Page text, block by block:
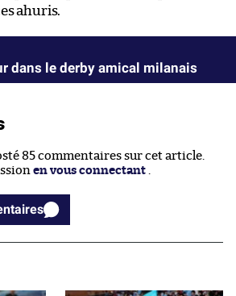
ahuris.
dans le derby amical milanais
85 commentaires sur cet article.
en vous connectant